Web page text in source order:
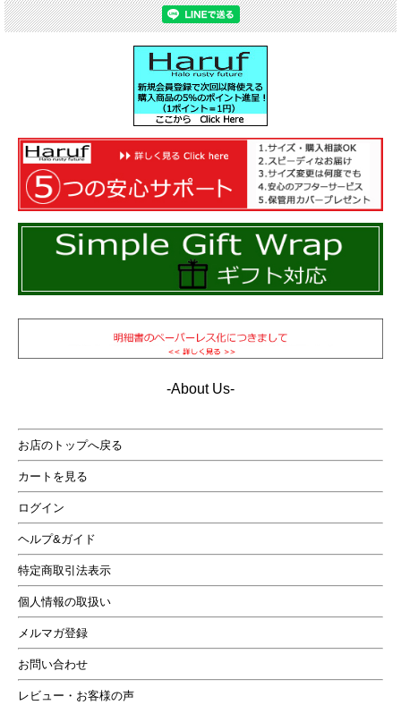
フロントには防風フラップを採用。ファスナーの隙間風
をシャットアウト！袖口にはファスナーとベルトを採
用。袖口の防風対策も万全。
肩には肩章を装備。ライダースを意識したレザーダウン
3WAYの着こなしができるレザーダウンライダース。
サイドにはギャザーとベルトでスリムスタイルに！ダウ
ンジャケットにありがちな着ぶくれ感を排除。当然内ポ
-About Us-
お店のトップへ戻る
カートを見る
ログイン
ヘルプ&ガイド
特定商取引法表示
個人情報の取扱い
メルマガ登録
お問い合わせ
レビュー・お客様の声